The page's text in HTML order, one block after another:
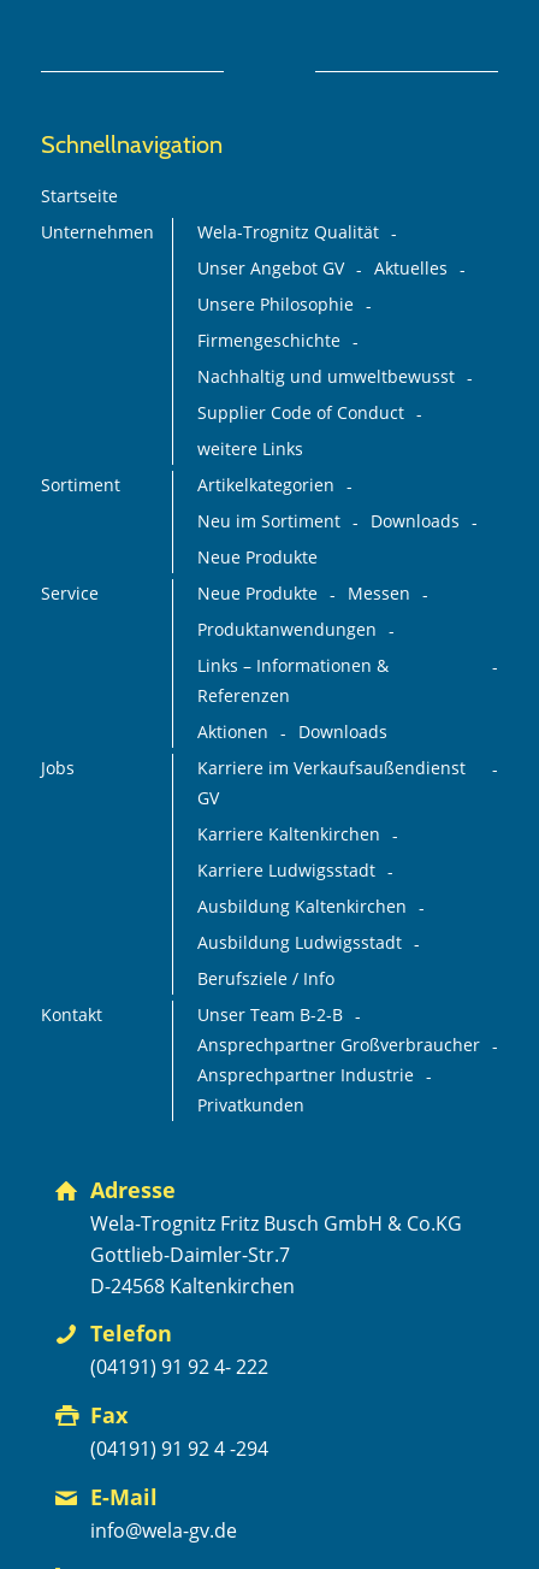
Schnellnavigation
Startseite
Unternehmen
Wela-Trognitz Qualität
Unser Angebot GV
Aktuelles
Unsere Philosophie
Firmengeschichte
Nachhaltig und umweltbewusst
Supplier Code of Conduct
weitere Links
Sortiment
Artikelkategorien
Neu im Sortiment
Downloads
Neue Produkte
Service
Neue Produkte
Messen
Produktanwendungen
Links – Informationen &
Referenzen
Aktionen
Downloads
Jobs
Karriere im Verkaufsaußendienst
GV
Karriere Kaltenkirchen
Karriere Ludwigsstadt
Ausbildung Kaltenkirchen
Ausbildung Ludwigsstadt
Berufsziele / Info
Kontakt
Unser Team B-2-B
Ansprechpartner Großverbraucher
Ansprechpartner Industrie
Privatkunden
Adresse
Wela-Trognitz Fritz Busch GmbH & Co.KG
Gottlieb-Daimler-Str.7
D-24568 Kaltenkirchen
Telefon
(04191) 91 92 4- 222
Fax
(04191) 91 92 4 -294
E-Mail
info@wela-gv.de